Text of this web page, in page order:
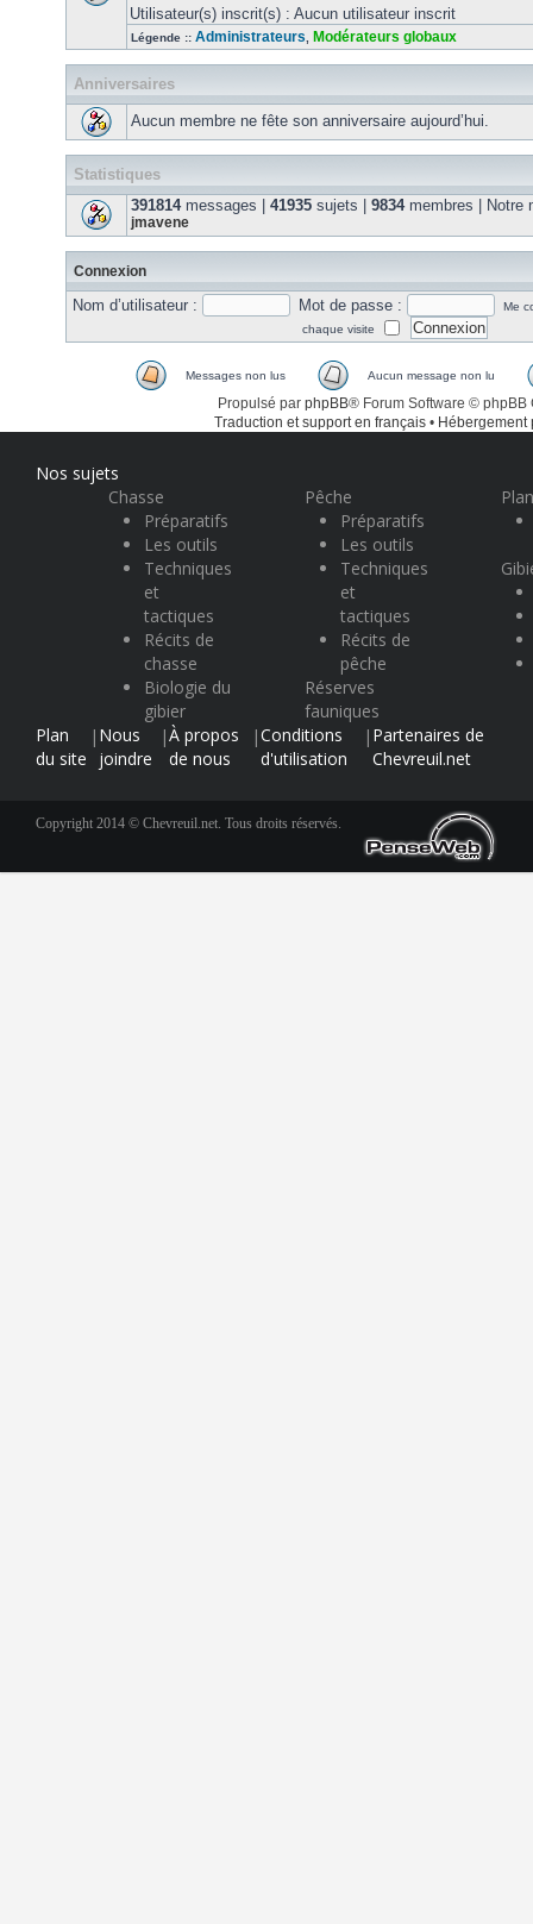
Utilisateur(s) inscrit(s) : Aucun utilisateur inscrit
Légende :: Administrateurs Modérateurs globaux
Anniversaires
Aucun membre ne fête son anniversaire aujourd’hui.
Statistiques
391814messages | 41935 sujets | 9834membres | Notre
jmavene
Connexion
Nom d’utilisateur : Mot de passe :
Me
chaque visite
Messages non lus Aucun message non lu
Propulsé par phpBB® Forum Software © phpBB
Traduction et support en français • Hébergement
Nos sujets
Chasse
Préparatifs
Les outils
Techniques
et
tactiques
Récits de
chasse
Biologie du
gibier
Pêche
Préparatifs
Les outils
Techniques
et
tactiques
Récits de
pêche
Réserves
fauniques
Plan
du site
| Nous
joindre
|À propos
de nous
|Conditions
d'utilisation
| Partenaires de
Chevreuil.net
Copyright 2014 © Chevreuil.net. Tous droits réservés.